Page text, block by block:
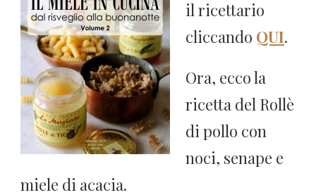
il ricettario
cliccando QUI.
Ora, ecco la
ricetta del Rollè
di pollo con
noci, senape e
miele di acacia.